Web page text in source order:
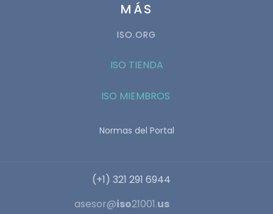
MÁS
ISO.ORG
ISO TIENDA
ISO MIEMBROS
Normas del Portal
(+1) 321 291 6944
asesor@iso21001.us